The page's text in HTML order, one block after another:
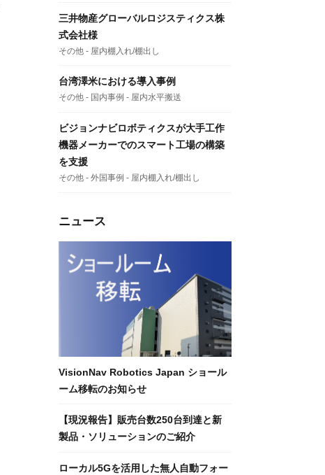
三井物産グローバルロジスティクス株
式会社様
その他 - 屋内棚入れ/棚出し
台湾澤米における導入事例
その他 - 国内事例 - 屋内水平搬送
ビジョンナビロボティクスが大手工作
機器メーカーでのスマート工場の構築
を支援
その他 - 外国事例 - 屋内棚入れ/棚出し
ニュース
VisionNav Robotics Japan ショール
ーム移転のお知らせ
【現況報告】販売台数250台到達と新
製品・ソリューションのご紹介
ローカル5Gを活用した無人自動フォー